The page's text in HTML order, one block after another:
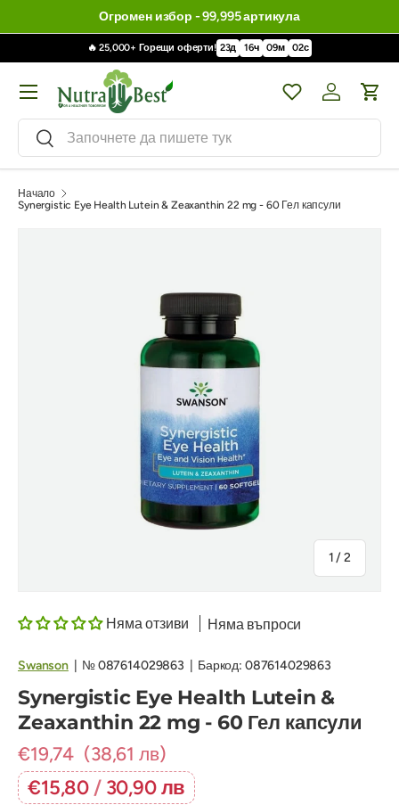
Огромен избор - 99,995 артикула
🔥 25,000+ Горещи оферти! 23д 16ч 09м 01с
Търсене
Търсене
WishlistВлизане /
Меню
Начало
Synergistic Eye Health Lutein & Zeaxanthin 22 mg - 60 Гел капсули
1 /на
2
Няма отзиви Няма въпроси
Swanson| №087614029863 Баркод: 087614029863
Synergistic Eye Health Lutein &
Zeaxanthin 22 mg - 60 Гел капсули
€19,74 (38,61 лв)
€15,80/ 30,90 лв